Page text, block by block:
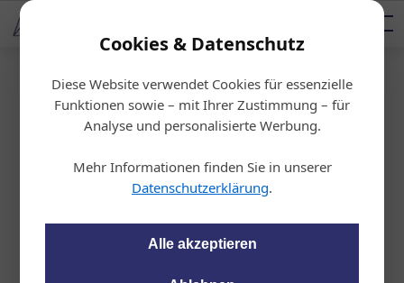
Cookies & Datenschutz
Diese Website verwendet Cookies für essenzielle
Funktionen sowie – mit Ihrer Zustimmung – für
Analyse und personalisierte Werbung.
Mehr Informationen finden Sie in unserer
Datenschutzerklärung.
Alle akzeptieren
AUTOMOTIVE AKADEMIE
Podcast
Startseite/Allgemein
Neuer DS Markendirektor
08.10.2020, 09:38 Uhr
DS Automobiles, die Premium-Marke der Groupe PSA, erhält